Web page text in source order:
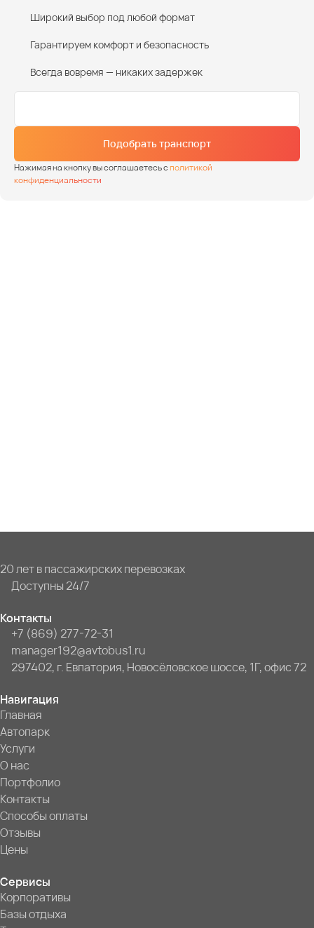
Широкий выбор под любой формат
Гарантируем комфорт и безопасность
Всегда вовремя — никаких задержек
Подобрать транспорт
Нажимая на кнопку вы соглашаетесь сполитикой
конфиденциальности
20 лет в пассажирских перевозках
Доступны 24/7
Контакты
+7 (869) 277-72-31
manager192@avtobus1.ru
297402, г. Евпатория, Новосёловское шоссе, 1Г, офис 72
Навигация
Главная
Автопарк
Услуги
О нас
Портфолио
Контакты
Способы оплаты
Отзывы
Цены
Сервисы
Корпоративы
Базы отдыха